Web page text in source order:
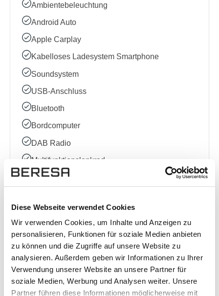
Diese Webseite verwendet Cookies
Wir verwenden Cookies, um Inhalte und Anzeigen zu
personalisieren, Funktionen für soziale Medien anbieten
zu können und die Zugriffe auf unsere Website zu
analysieren. Außerdem geben wir Informationen zu Ihrer
Verwendung unserer Website an unsere Partner für
soziale Medien, Werbung und Analysen weiter. Unsere
Partner führen diese Informationen möglicherweise mit
Ambientebeleuchtung
Android Auto
Apple Carplay
Kabelloses Ladesystem Smartphone
Soundsystem
USB-Anschluss
Bluetooth
Bordcomputer
DAB Radio
Multifunktionslenkrad
Radio
Volldigitales Kombiinstrument
Sonstige
Allradantrieb
Ausstattungslinie